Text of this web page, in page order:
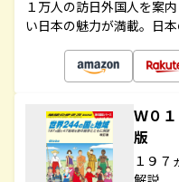
１万人の訪日外国人を案
い日本の魅力が満載。日
Ｗ０
版
１９７